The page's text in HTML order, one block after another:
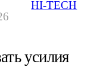
HI-TECH
усилия